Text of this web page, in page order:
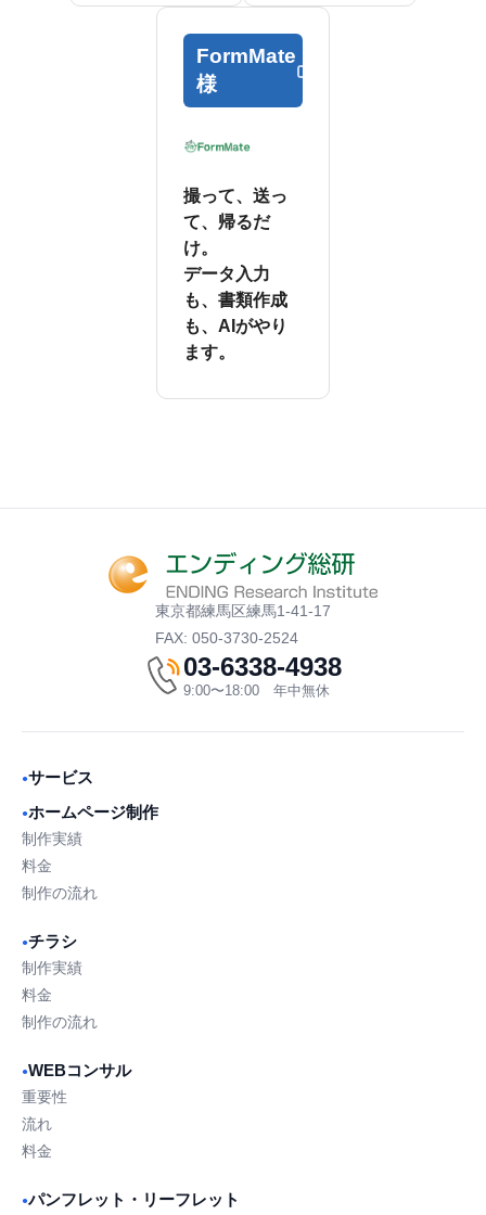
FormMate
様
撮って、送っ
て、帰るだ
け。
データ入力
も、書類作成
も、AIがやり
ます。
東京都練馬区練馬1-41-17
FAX: 050-3730-2524
03-6338-4938
9:00〜18:00 年中無休
●サービス
●ホームページ制作
制作実績
料金
制作の流れ
●チラシ
制作実績
料金
制作の流れ
●WEBコンサル
重要性
流れ
料金
●パンフレット・リーフレット